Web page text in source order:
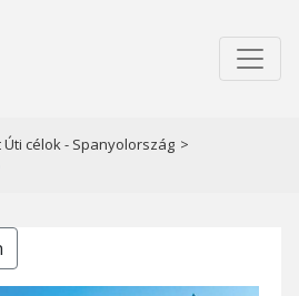
Úti célok - Spanyolország >